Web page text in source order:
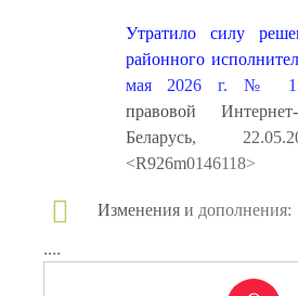
Утратило силу
районного
мая 2026 г. №
правовой
Беларусь,
<R926m0146118>
Изменения и дополнения:
....